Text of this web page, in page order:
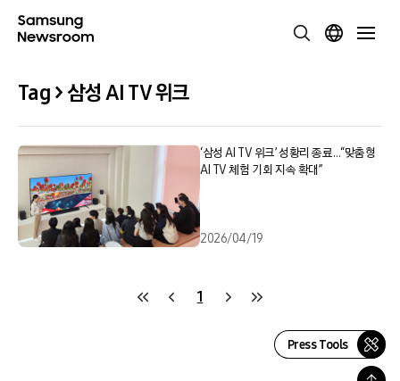
Tag > 삼성 AI TV 위크
‘삼성 AI TV 위크’ 성황리 종료…“맞춤형
AI TV 체험 기회 지속 확대”
2026/04/19
1
Press Tools